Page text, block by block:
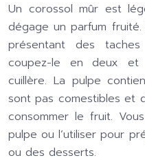
Un corossol mûr est
dégage un parfum
présentant des
coupez-le en deux
cuillère. La pulpe
sont pas comestibles et
consommer le fruit.
pulpe ou l’utiliser pour
ou des desserts.